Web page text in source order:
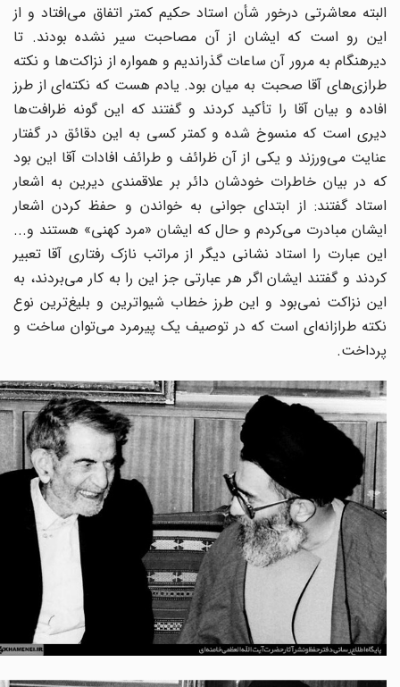
البته معاشرتی درخور شأن استاد حکیم کمتر اتفاق می‌افتاد و از
این رو است که ایشان از آن مصاحبت سیر نشده بودند. تا
دیرهنگام به مرور آن ساعات گذراندیم و همواره از نزاکت‌ها و نکته
طرازی‌های آقا صحبت به میان بود. یادم هست که نکته‌ای از طرز
افاده و بیان آقا را تأکید کردند و گفتند که این گونه ظرافت‌ها
دیری است که منسوخ شده و کمتر کسی به این دقائق در گفتار
عنایت می‌ورزند و یکی از آن ظرائف و طرائف افادات آقا این بود
که در بیان خاطرات خودشان دائر بر علاقمندی دیرین به اشعار
استاد گفتند: از ابتدای جوانی به خواندن و حفظ کردن اشعار
ایشان مبادرت می‌کردم و حال که ایشان «مرد کهنی» هستند و...
این عبارت را استاد نشانی دیگر از مراتب نازک رفتاری آقا تعبیر
کردند و گفتند ایشان اگر هر عبارتی جز این را به کار می‌بردند، به
این نزاکت نمی‌بود و این طرز خطاب شیواترین و بلیغ‌ترین نوع
نکته طرازانه‌ای است که در توصیف یک پیرمرد می‌توان ساخت و
پرداخت.